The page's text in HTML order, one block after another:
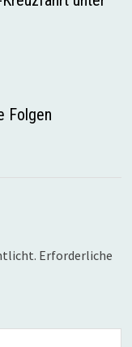
Folgen
Erforderliche